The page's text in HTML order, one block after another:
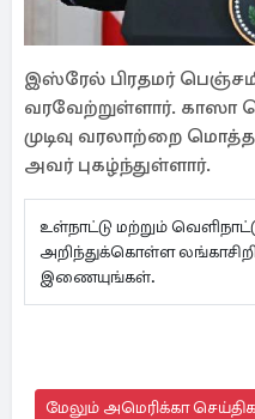
இஸ்ரேல் பிரதமர்
வரவேற்றுள்ளார். காஸா
முடிவு வரலாற்றை
அவர் புகழ்ந்துள்ளார்.
உள்நாட்டு மற்றும்
அறிந்துக்கொள்ள லங்காசிறி
இணையுங்கள்.
மேலும் அமெரிக்கா